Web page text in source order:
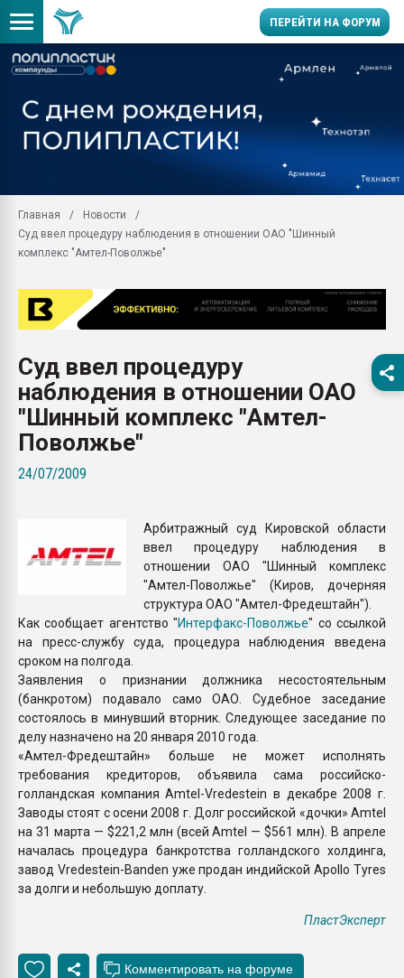
ПЕРЕЙТИ НА ФОРУМ
заводу пластмасс"
28.07.2026
первый план в
28.07.2026
ситуацией на
Всё, что касается
Главная
Новости
Суд ввел процедуру наблюдения в отношении ОАО "Шинный
комплекс "Амтел-Поволжье"
Суд ввел процедуру
наблюдения в отношении ОАО
"Шинный комплекс "Амтел-
Поволжье"
24/07/2009
Арбитражный суд Кировской области
ввел процедуру наблюдения в
отношении ОАО "Шинный комплекс
"Амтел-Поволжье" (Киров, дочерняя
структура ОАО "Амтел-Фредештайн").
Как сообщает агентство "Интерфакс-Поволжье" со ссылкой
на пресс-службу суда, процедура наблюдения введена
сроком на полгода.
Заявления о признании должника несостоятельным
(банкротом) подавало само ОАО. Судебное заседание
состоялось в минувший вторник. Следующее заседание по
делу назначено на 20 января 2010 года.
«Амтел-Фредештайн» больше не может исполнять
требования кредиторов, объявила сама российско-
голландская компания Amtel-Vredestein в декабре 2008 г.
Заводы стоят с осени 2008 г. Долг российской «дочки» Amtel
на 31 марта — $221,2 млн (всей Amtel — $561 млн). В апреле
началась процедура банкротства голландского холдинга,
завод Vredestein-Banden уже продан индийской Apollo Tyres
за долги и небольшую доплату.
ПластЭксперт